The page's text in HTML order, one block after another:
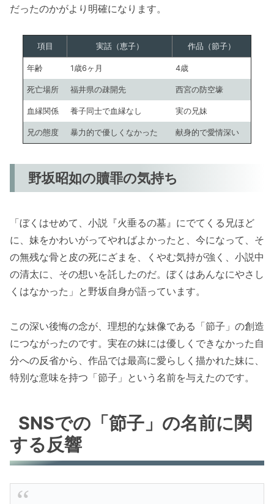
だったのかがより明確になります。
項目 実話（恵子） 作品（節子）
年齢 1歳6ヶ月 4歳
死亡場所 福井県の疎開先 西宮の防空壕
血縁関係 養子同士で血縁なし 実の兄妹
兄の態度 暴力的で優しくなかった 献身的で愛情深い
野坂昭如の贖罪の気持ち
「ぼくはせめて、小説『火垂るの墓』にでてくる兄ほど
に、妹をかわいがってやればよかったと、今になって、そ
の無残な骨と皮の死にざまを、くやむ気持が強く、小説中
の清太に、その想いを託したのだ。ぼくはあんなにやさし
くはなかった」と野坂自身が語っています。
この深い後悔の念が、理想的な妹像である「節子」の創造
につながったのです。実在の妹には優しくできなかった自
分への反省から、作品では最高に愛らしく描かれた妹に、
特別な意味を持つ「節子」という名前を与えたのです。
SNSでの「節子」の名前に関
する反響